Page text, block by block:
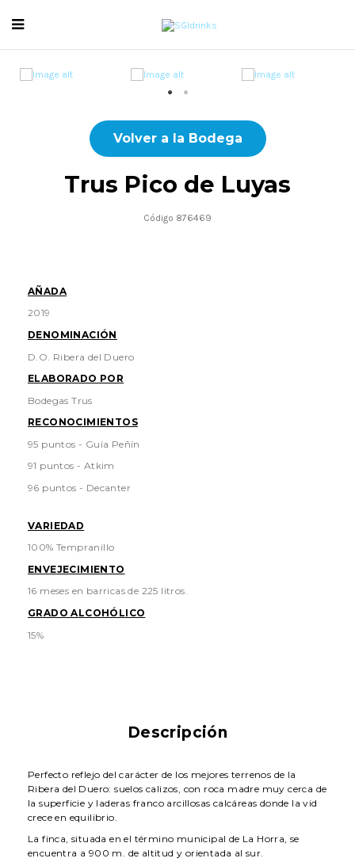
Volver a la Bodega
Trus Pico de Luyas
Código 876469
AÑADA
2019
DENOMINACIÓN
D.O. Ribera del Duero
ELABORADO POR
Bodegas Trus
RECONOCIMIENTOS
95 puntos - Guía Peñín
91 puntos - Atkim
96 puntos - Decanter
VARIEDAD
100% Tempranillo
ENVEJECIMIENTO
16 meses en barricas de 225 litros.
GRADO ALCOHÓLICO
15%
Descripción
Perfecto reflejo del carácter de los mejores terrenos de la
Ribera del Duero: suelos calizos, con roca madre muy cerca de
la superficie y laderas franco arcillosas calcáreas donde la vid
crece en equilibrio.
La finca, situada en el término municipal de La Horra, se
encuentra a 900 m. de altitud y orientada al sur.